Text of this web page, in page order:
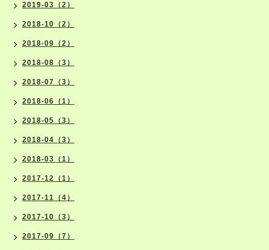
2019-03（2）
2018-10（2）
2018-09（2）
2018-08（3）
2018-07（3）
2018-06（1）
2018-05（3）
2018-04（3）
2018-03（1）
2017-12（1）
2017-11（4）
2017-10（3）
2017-09（7）